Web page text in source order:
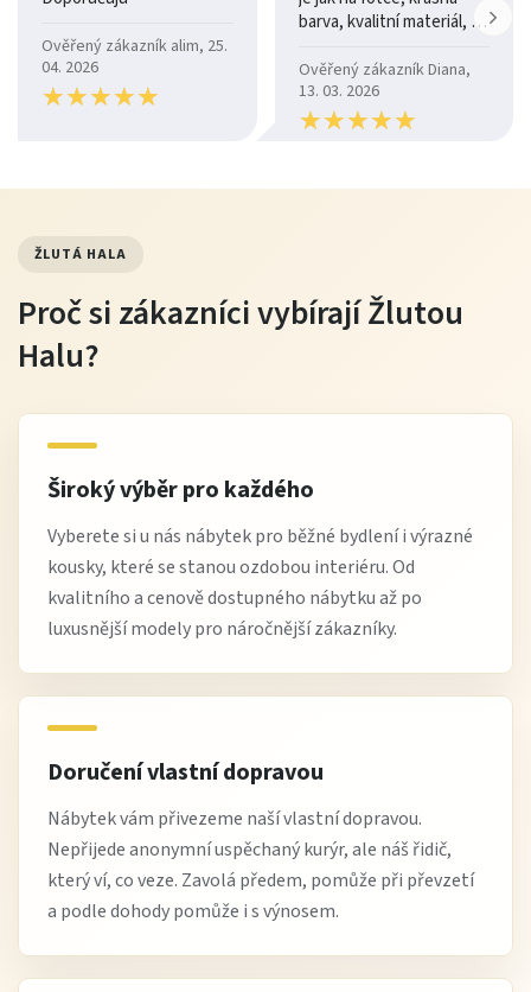
Ověřený zákazník alim, 25.
04. 2026
★★★★★
★★★★★
barva, kvalitní materiál, a
Ověřený zákazník Diana,
13. 03. 2026
★★★★★
★★★★★
ŽLUTÁ HALA
Proč si zákazníci vybírají Žlutou
Halu?
Široký výběr pro každého
Vyberete si u nás nábytek pro běžné bydlení i výrazné
kousky, které se stanou ozdobou interiéru. Od
kvalitního a cenově dostupného nábytku až po
luxusnější modely pro náročnější zákazníky.
Doručení vlastní dopravou
Nábytek vám přivezeme naší vlastní dopravou.
Nepřijede anonymní uspěchaný kurýr, ale náš řidič,
který ví, co veze. Zavolá předem, pomůže při převzetí
a podle dohody pomůže i s výnosem.